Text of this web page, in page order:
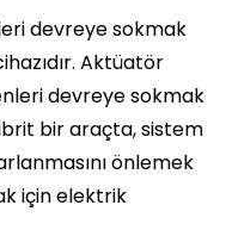
devreye sokmak
Aktüatör
devreye sokmak
bir araçta, sistem
önlemek
için elektrik